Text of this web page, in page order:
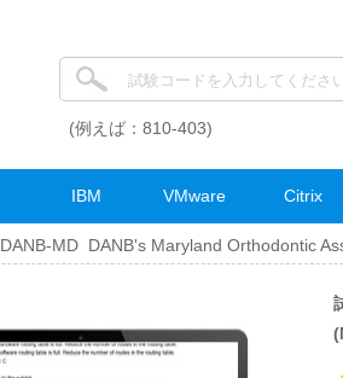
(例えば：810-403)
IBM VMware Citrix
DANB-MD DANB's Maryland Orthodontic